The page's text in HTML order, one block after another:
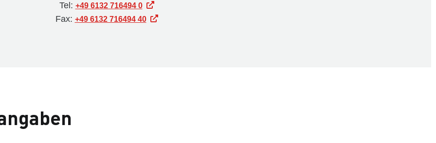
Tel: +49 6132 716494 0
Fax: +49 6132 716494 40